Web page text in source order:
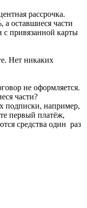
рассрочка.
а оставшиеся части
с привязанной карты
Нет никаких
не оформляется.
части?
подписки, например,
первый платёж,
средства один раз